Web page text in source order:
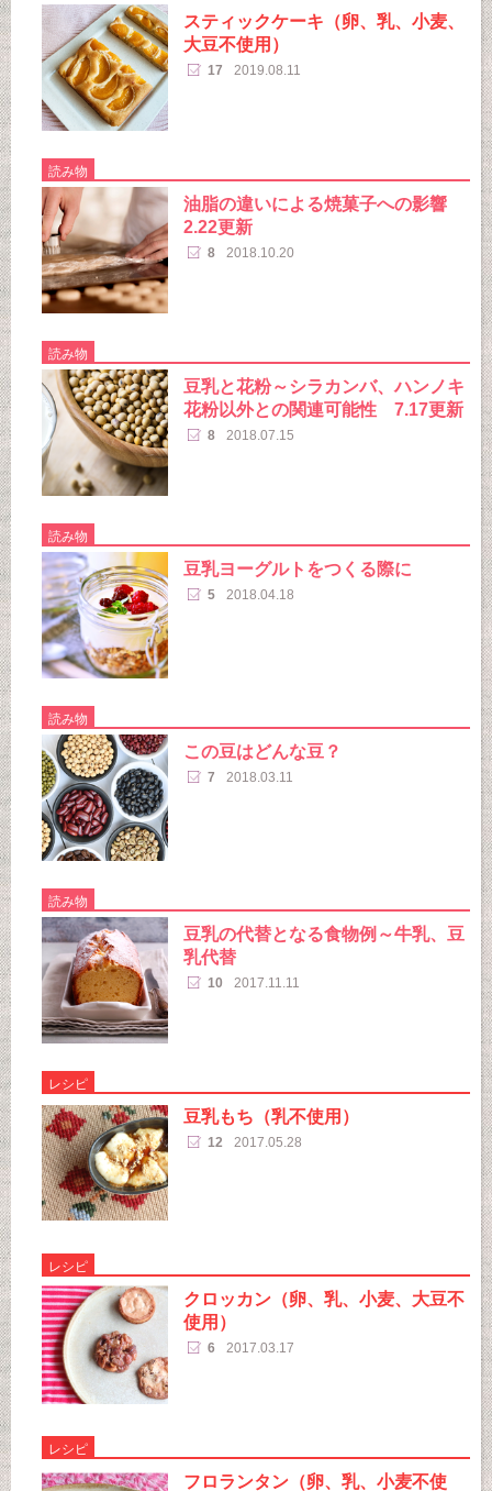
スティックケーキ（卵、乳、小麦、
大豆不使用）
17 2019.08.11
読み物
油脂の違いによる焼菓子への影響
2.22更新
8 2018.10.20
読み物
豆乳と花粉～シラカンバ、ハンノキ
花粉以外との関連可能性 7.17更新
8 2018.07.15
読み物
豆乳ヨーグルトをつくる際に
5 2018.04.18
読み物
この豆はどんな豆？
7 2018.03.11
読み物
豆乳の代替となる食物例～牛乳、豆
乳代替
10 2017.11.11
レシピ
豆乳もち（乳不使用）
12 2017.05.28
レシピ
クロッカン（卵、乳、小麦、大豆不
使用）
6 2017.03.17
レシピ
フロランタン（卵、乳、小麦不使